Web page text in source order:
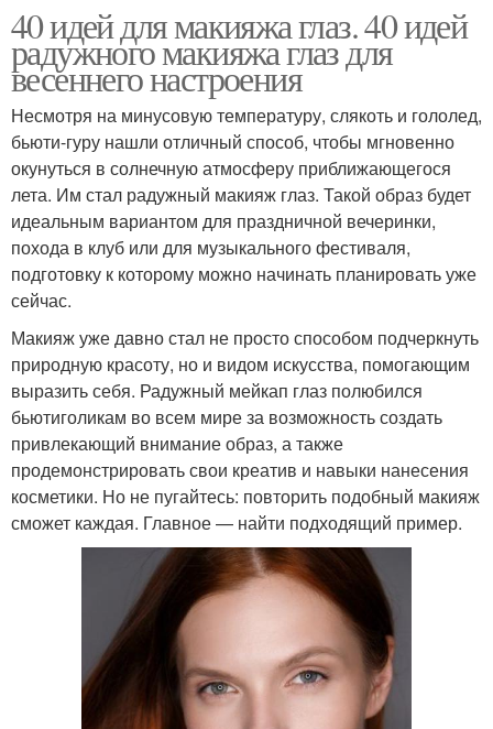
40 идей для макияжа глаз. 40 идей
радужного макияжа глаз для
весеннего настроения
Несмотря на минусовую температуру, слякоть и гололед,
бьюти-гуру нашли отличный способ, чтобы мгновенно
окунуться в солнечную атмосферу приближающегося
лета. Им стал радужный макияж глаз. Такой образ будет
идеальным вариантом для праздничной вечеринки,
похода в клуб или для музыкального фестиваля,
подготовку к которому можно начинать планировать уже
сейчас.
Макияж уже давно стал не просто способом подчеркнуть
природную красоту, но и видом искусства, помогающим
выразить себя. Радужный мейкап глаз полюбился
бьютиголикам во всем мире за возможность создать
привлекающий внимание образ, а также
продемонстрировать свои креатив и навыки нанесения
косметики. Но не пугайтесь: повторить подобный макияж
сможет каждая. Главное — найти подходящий пример.